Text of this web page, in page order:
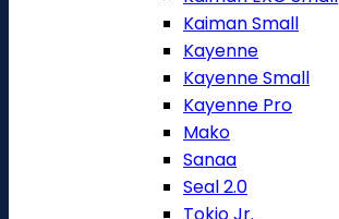
Kaiman Small
Kayenne
Kayenne Small
Kayenne Pro
Mako
Sanaa
Seal 2.0
Tokio Jr.